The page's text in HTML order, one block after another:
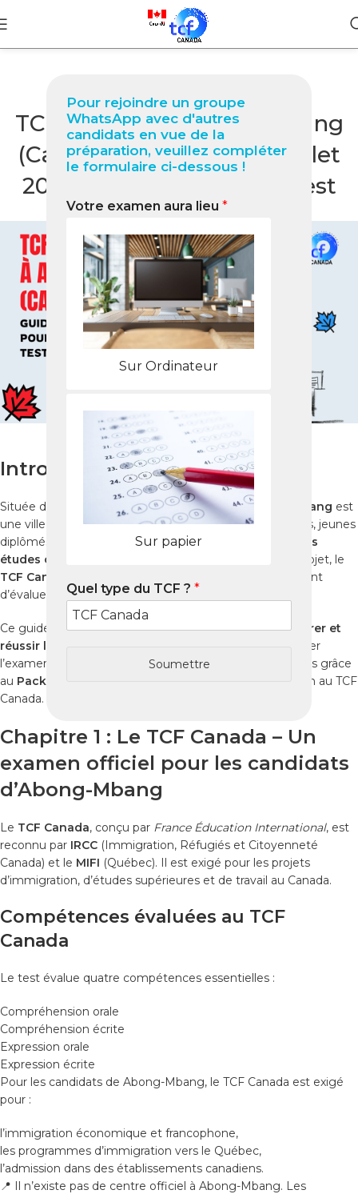
Pour rejoindre un groupe
WhatsApp avec d'autres
candidats en vue de la
préparation, veuillez compléter
le formulaire ci-dessous !
Votre examen aura lieu *
Sur Ordinateur
Sur papier
Quel type du TCF ? *
Soumettre
BLOG
TCF Canada à Abong-Mbang
(Cameroun) : Guide complet
2026 pour réussir votre test
NabilOn mai 16, 2026
Introduction
Située dans la région de l’Est du Cameroun,Abong-Mbang est
une ville en pleine croissance où de nombreux étudiants, jeunes
diplômés et professionnels envisagent
l’immigration, les
études ou le travail au Canada
. Pour concrétiser ce projet, le
TCF Canada
est un test officiel indispensable permettant
d’évaluer votre niveau de français.
Ce guide complet 2026 vous expliquecomment préparer et
réussir le TCF Canada depuis Abong-Mbang
, où passer
l’examen et comment maximiser vos chances de succès grâce
au Pack Nabil
, référence internationale de la préparation au TCF
Canada.
Chapitre 1 : Le TCF Canada – Un
examen officiel pour les candidats
d’Abong-Mbang
Le TCF Canada, conçu par France Éducation International, est
reconnu par IRCC (Immigration, Réfugiés et Citoyenneté
Canada) et le MIFI (Québec). Il est exigé pour les projets
d’immigration, d’études supérieures et de travail au Canada.
Compétences évaluées au TCF
Canada
Le test évalue quatre compétences essentielles :
Compréhension orale
Compréhension écrite
Expression orale
Expression écrite
Pour les candidats de Abong-Mbang, le TCF Canada est exigé
pour :
l’immigration économique et francophone,
les programmes d’immigration vers le Québec,
l’admission dans des établissements canadiens.
📍 Il n’existe pas de centre officiel à Abong-Mbang. Les